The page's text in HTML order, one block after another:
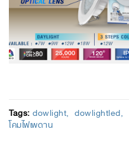
Tags:dowlight dowlightled
โคมไฟเพดาน